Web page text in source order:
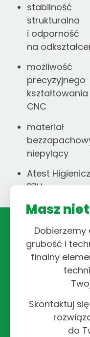
stabilność
strukturalna
i odporność
na
możliwość
precyzyjnego
kształtowania
CNC
materiał
niepylący
Atest
PZH
Masz
grubość i
finalny
Skontaktuj
do